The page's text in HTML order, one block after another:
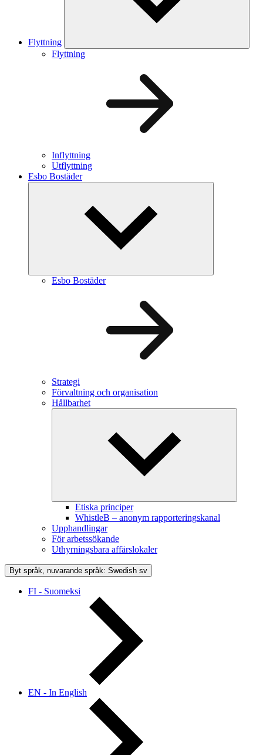
Flyttning
Flyttning
Inflyttning
Utflyttning
Esbo Bostäder
Esbo Bostäder
Strategi
Förvaltning och organisation
Hållbarhet
Etiska principer
WhistleB – anonym rapporteringskanal
Upphandlingar
För arbetssökande
Uthyrningsbara affärslokaler
Byt språk, nuvarande språk: Swedish sv
FI - Suomeksi
EN - In English